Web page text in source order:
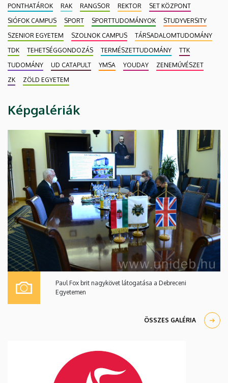
PONTHATÁROK
RAK RANGSOR REKTOR
SET KÖZPONT
SIÓFOK CAMPUS
SPORT SPORTTUDOMÁNYOK
STUDYVERSITY
SZENIOR EGYETEM
SZOLNOK CAMPUS
TÁRSADALOMTUDOMÁNY
TDK
TEHETSÉGGONDOZÁS TERMÉSZETTUDOMÁNY
TTK
TUDOMÁNY
UD CATAPULT YMSA YOUDAY
ZENEMŰVÉSZET
ZK
ZÖLD EGYETEM
Képgalériák
Paul Fox brit nagykövet látogatása a Debreceni
Egyetemen
ÖSSZES GALÉRIA